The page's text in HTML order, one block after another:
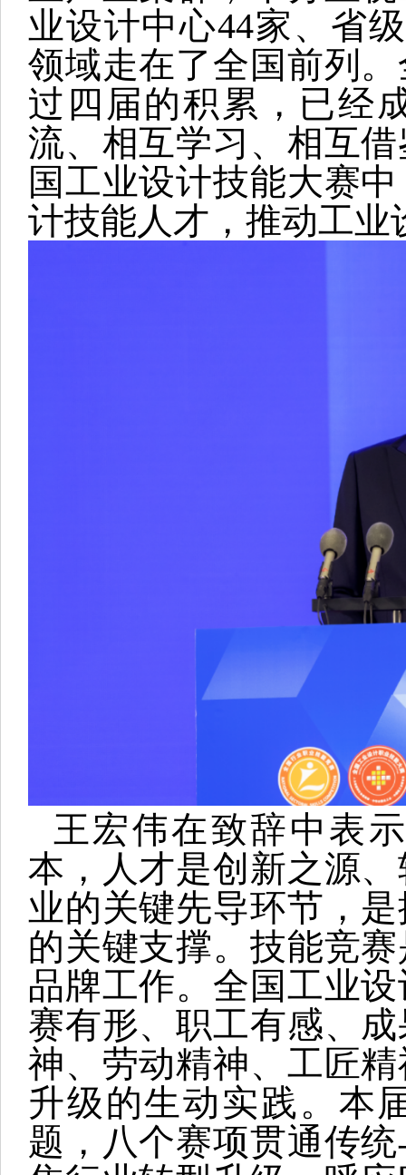
业设计中心44家、省
领域走在了全国前列
过四届的积累，已经
流、相互学习、相互
国工业设计技能大赛
计技能人才，推动工业
王宏伟在致辞中表
本，人才是创新之源
业的关键先导环节，
的关键支撑。技能竞
品牌工作。全国工业
赛有形、职工有感、
神、劳动精神、工匠
升级的生动实践。本
题，八个赛项贯通传